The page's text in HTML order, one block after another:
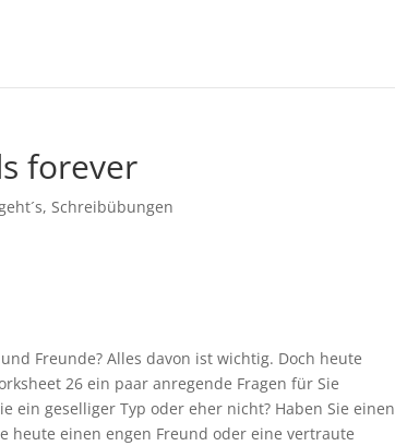
forever
,Schreibübungen
Freunde? Alles davon ist wichtig. Doch heute
26 ein paar anregende Fragen für Sie
ein geselliger Typ oder eher nicht? Haben Sie einen
heute einen engen Freund oder eine vertraute